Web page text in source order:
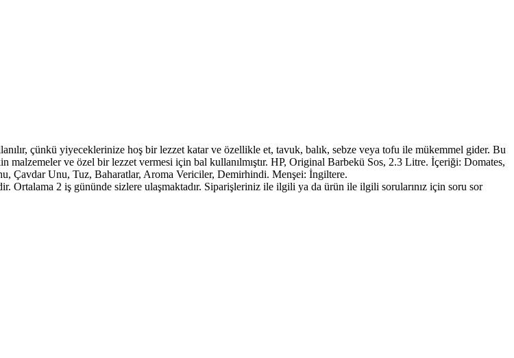
çünkü yiyeceklerinize hoş bir lezzet katar ve özellikle et, tavuk, balık, sebze veya tofu ile mükemmel gider. Bu
malzemeler ve özel bir lezzet vermesi için bal kullanılmıştır. HP, Original Barbekü Sos, 2.3 Litre. İçeriği: Domates,
Çavdar Unu, Tuz, Baharatlar, Aroma Vericiler, Demirhindi. Menşei: İngiltere.
2 iş gününde sizlere ulaşmaktadır. Siparişleriniz ile ilgili ya da ürün ile ilgili sorularınız için soru sor